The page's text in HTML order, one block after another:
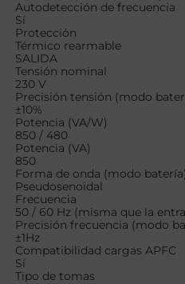
Autodetección de frecuencia
Sí
Protección
Térmico rearmable
SALIDA
Tensión nominal
230 V
Precisión tensión (modo
±10%
Potencia (VA/W)
850 / 480
Potencia (VA)
850
Forma de onda (modo batería)
Pseudosenoidal
Frecuencia
50 / 60 Hz (misma que la
Precisión frecuencia (modo
±1Hz
Compatibilidad cargas APFC
Sí
Tipo de tomas